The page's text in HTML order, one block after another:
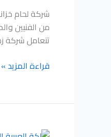
شركة لحام
من الفنيين
تتعامل شركة
قراءة المزيد »